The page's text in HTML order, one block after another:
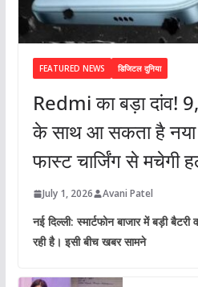
FEATURED NEWS डिजिटल दुनिया
Redmi का बड़ा दांव!
के साथ आ सकता है
फास्ट चार्जिंग से मचेगी
July 1, 2026 Avani Patel
नई दिल्ली: स्मार्टफोन बाजार में बड़ी
रही है। इसी बीच खबर सामने